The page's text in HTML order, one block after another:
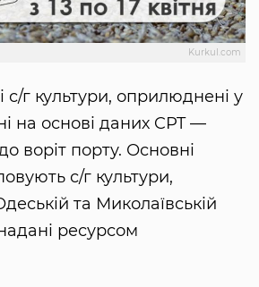
Kurkul.com
с/г культури, оприлюднені у
на основі даних CPT —
воріт порту. Основні
с/г культури,
та Миколаївській
ресурсом